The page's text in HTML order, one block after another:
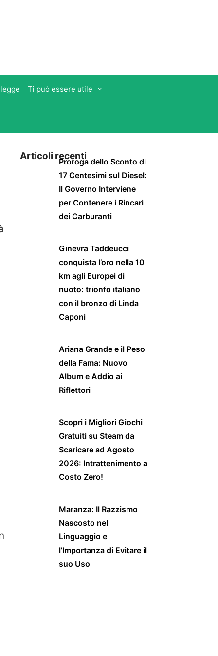
Ti può essere utile
Articoli recentiProroga dello Sconto di
17 Centesimi sul Diesel:
Il Governo Interviene
per Contenere i Rincari
dei Carburanti
Ginevra Taddeucci
conquista l’oro nella 10
km agli Europei di
nuoto: trionfo italiano
con il bronzo di Linda
Caponi
Ariana Grande e il Peso
della Fama: Nuovo
Album e Addio ai
Riflettori
Scopri i Migliori Giochi
Gratuiti su Steam da
Scaricare ad Agosto
2026: Intrattenimento a
Costo Zero!
Maranza: Il Razzismo
Nascosto nel
Linguaggio e
l’Importanza di Evitare il
suo Uso